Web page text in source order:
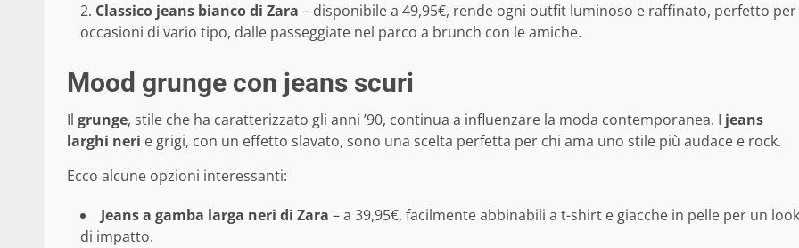
Classico jeans bianco di Zara – disponibile a 49,95€, rende ogni outfit luminoso e raffinato, perfetto per
occasioni di vario tipo, dalle passeggiate nel parco a brunch con le amiche.
Mood grunge con jeans scuri
Il grunge, stile che ha caratterizzato gli anni ’90, continua a influenzare la moda contemporanea. I jeans
larghi neri e grigi, con un effetto slavato, sono una scelta perfetta per chi ama uno stile più audace e rock.
Ecco alcune opzioni interessanti:
Jeans a gamba larga neri di Zara – a 39,95€, facilmente abbinabili a t-shirt e giacche in pelle per un look
di impatto.